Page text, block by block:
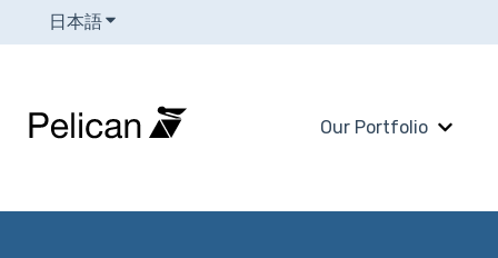
日本語翻訳のサブメニューを表示
Our Portfolio
Our